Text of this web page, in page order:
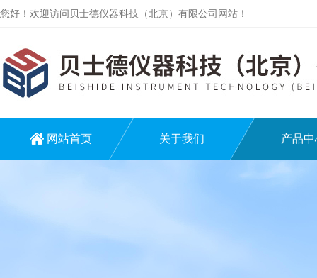
您好！欢迎访问贝士德仪器科技（北京）有限公司网站！
网站首页 关于我们 产品中